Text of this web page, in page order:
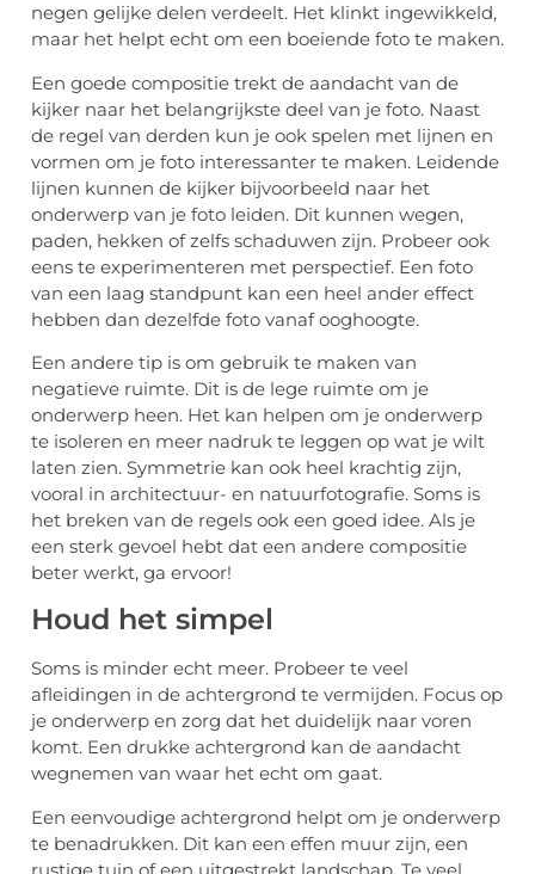
negen gelijke delen verdeelt. Het klinkt ingewikkeld,
maar het helpt echt om een boeiende foto te maken.
Een goede compositie trekt de aandacht van de
kijker naar het belangrijkste deel van je foto. Naast
de regel van derden kun je ook spelen met lijnen en
vormen om je foto interessanter te maken. Leidende
lijnen kunnen de kijker bijvoorbeeld naar het
onderwerp van je foto leiden. Dit kunnen wegen,
paden, hekken of zelfs schaduwen zijn. Probeer ook
eens te experimenteren met perspectief. Een foto
van een laag standpunt kan een heel ander effect
hebben dan dezelfde foto vanaf ooghoogte.
Een andere tip is om gebruik te maken van
negatieve ruimte. Dit is de lege ruimte om je
onderwerp heen. Het kan helpen om je onderwerp
te isoleren en meer nadruk te leggen op wat je wilt
laten zien. Symmetrie kan ook heel krachtig zijn,
vooral in architectuur- en natuurfotografie. Soms is
het breken van de regels ook een goed idee. Als je
een sterk gevoel hebt dat een andere compositie
beter werkt, ga ervoor!
Houd het simpel
Soms is minder echt meer. Probeer te veel
afleidingen in de achtergrond te vermijden. Focus op
je onderwerp en zorg dat het duidelijk naar voren
komt. Een drukke achtergrond kan de aandacht
wegnemen van waar het echt om gaat.
Een eenvoudige achtergrond helpt om je onderwerp
te benadrukken. Dit kan een effen muur zijn, een
rustige tuin of een uitgestrekt landschap. Te veel